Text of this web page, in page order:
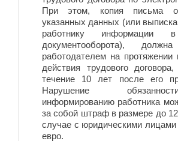
При этом, копия письма о
указанных данных (или
работнику информации
документооборота),
работодателем на протяжении
действия трудового
течение 10 лет после его
Нарушение
информированию работника
за собой штраф в размере до
случае с юридическими
евро.